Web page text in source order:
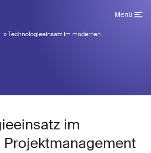
Menü
»Technologieeinsatz im modernen
im